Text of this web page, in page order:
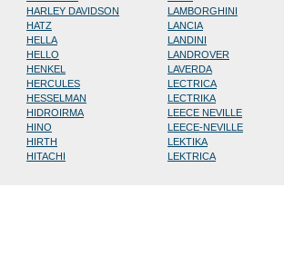
HARLEY DAVIDSON
HATZ
HELLA
HELLO
HENKEL
HERCULES
HESSELMAN
HIDROIRMA
HINO
HIRTH
HITACHI
LAMBORGHINI
LANCIA
LANDINI
LANDROVER
LAVERDA
LECTRICA
LECTRIKA
LEECE NEVILLE
LEECE-NEVILLE
LEKTIKA
LEKTRICA